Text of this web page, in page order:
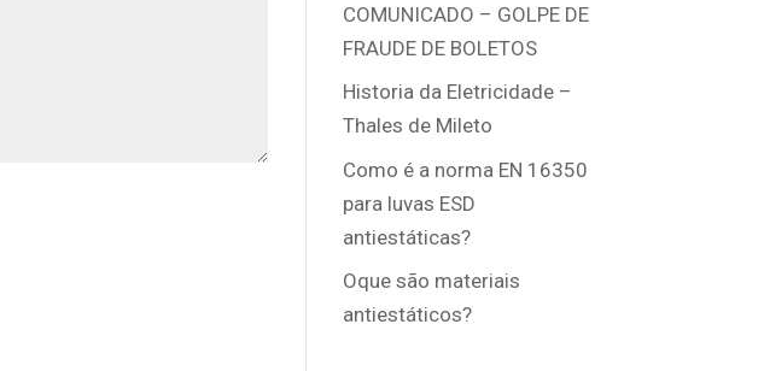
COMUNICADO – GOLPE DE
FRAUDE DE BOLETOS
Historia da Eletricidade –
Thales de Mileto
Como é a norma EN 16350
para luvas ESD
antiestáticas?
Oque são materiais
antiestáticos?